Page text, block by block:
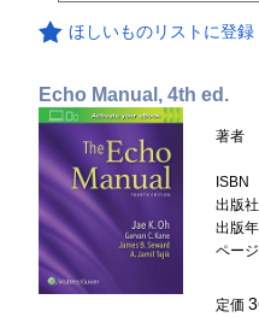
ほしいものリストに登録
Echo Manual, 4th ed.
著者
ISBN
出版社
出版年
ペー
定価